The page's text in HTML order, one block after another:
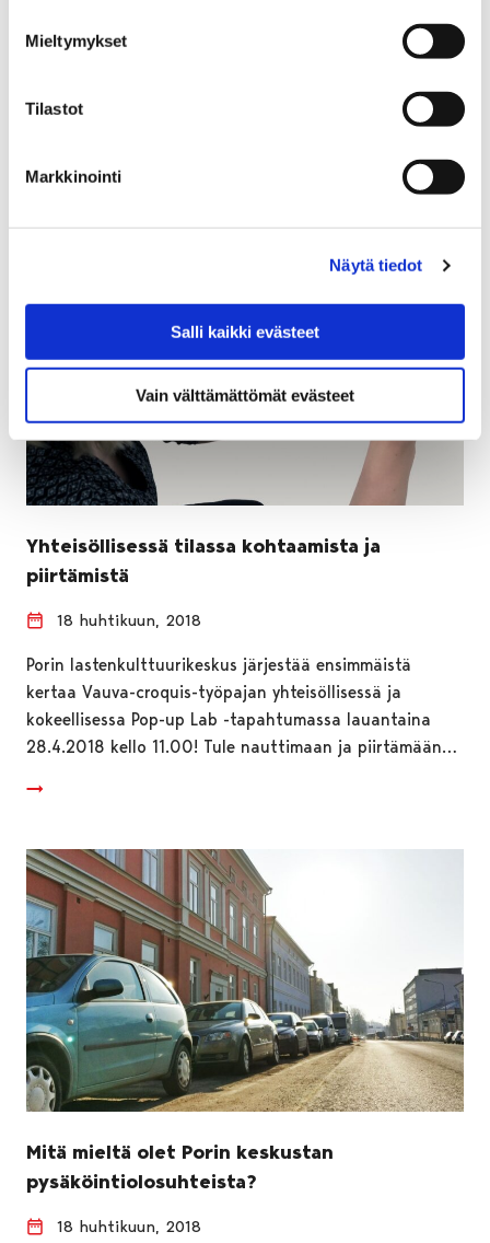
Mieltymykset
Tilastot
Markkinointi
Näytä tiedot
Salli kaikki evästeet
Vain välttämättömät evästeet
Satakunnan Varhaiskasvattajapäivä keräsi lauantaina
SAMKiin. Varhaiskasvatuksen päättäjille, ammattilaisille
Yhteisöllisessä tilassa kohtaamista ja
piirtämistä
18 huhtikuun, 2018
Porin lastenkulttuurikeskus järjestää ensimmäistä
kertaa Vauva-croquis-työpajan yhteisöllisessä ja
kokeellisessa Pop-up Lab -tapahtumassa lauantaina
28.4.2018 kello 11.00! Tule nauttimaan ja piirtämään…
Mitä mieltä olet Porin keskustan
pysäköintiolosuhteista?
18 huhtikuun, 2018